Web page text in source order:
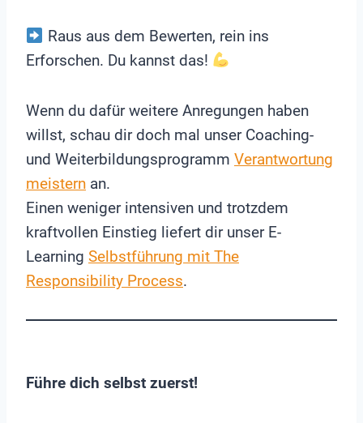
Raus aus dem Bewerten, rein ins
Erforschen. Du kannst das!
Wenn du dafür weitere Anregungen haben
willst, schau dir doch mal unser Coaching-
und Weiterbildungsprogramm Verantwortung
meistern an.
Einen weniger intensiven und trotzdem
kraftvollen Einstieg liefert dir unser E-
Learning Selbstführung mit The
Responsibility Process.
Führe dich selbst zuerst!